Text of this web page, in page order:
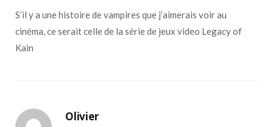
S’il y a une histoire de vampires que j’aimerais voir au
cinéma, ce serait celle de la série de jeux video Legacy of
Kain
Olivier